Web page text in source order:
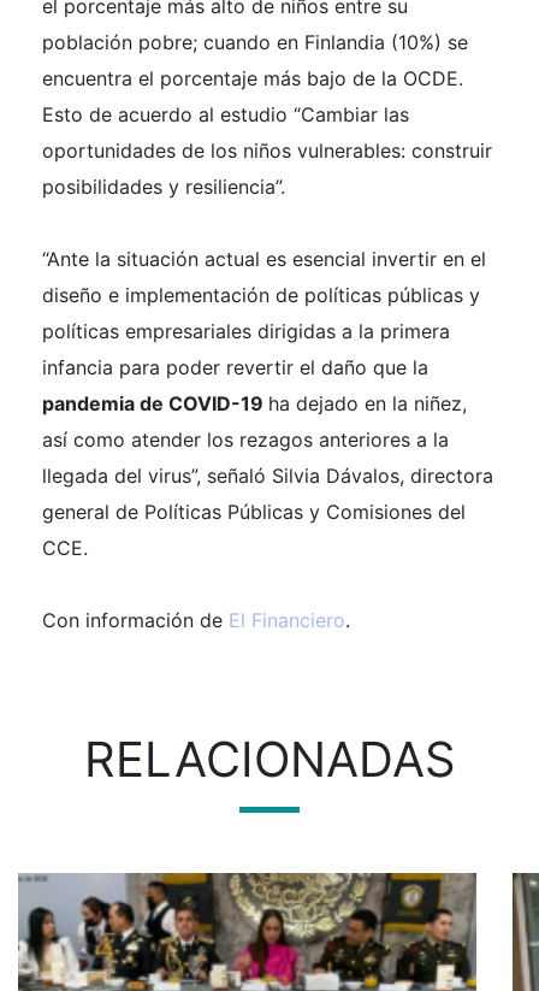
el porcentaje más alto de niños entre su
población pobre; cuando en Finlandia (10%) se
encuentra el porcentaje más bajo de la OCDE.
Esto de acuerdo al estudio “Cambiar las
oportunidades de los niños vulnerables: construir
posibilidades y resiliencia”.
“Ante la situación actual es esencial invertir en el
diseño e implementación de políticas públicas y
políticas empresariales dirigidas a la primera
infancia para poder revertir el daño que la
pandemia de COVID-19 ha dejado en la niñez,
así como atender los rezagos anteriores a la
llegada del virus”, señaló Silvia Dávalos, directora
general de Políticas Públicas y Comisiones del
CCE.
Con información de El Financiero.
RELACIONADAS